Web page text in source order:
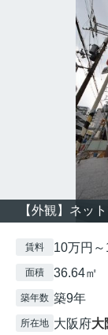
【外観】ネッ
賃料 10万円
面積 36.64㎡
築年数 築9年
所在地 大阪府大